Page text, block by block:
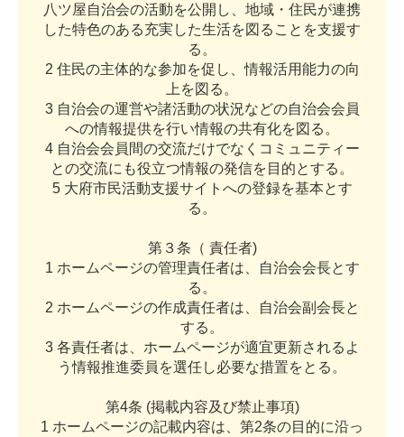
八 ツ屋自治会の活動を公開 し 地域 ・ 住民が連携
した特色のある充実 した生活を図 る こ と を支援す
る 。
2 住民の主体的な参加を促 し 、情報活用能力の向
上 を図 る 。
3 自治会の運営や諸活動の状況などの自治会会 員
への情報提供を行い情報の共有化を図 る 。
4 自治会会 員 間の交流だけでな く コ ミ ュ ニテ ィ ー
との交流に も役立つ情報の発信を 目 的とする 。
5 大府市民活動支援サイ ト への登録を基本とす
る 。
第３ 条 （ 責任者)
1 ホー ムページの管理責任者は 自治会会長とす
る 。
2 ホー ムページの作成責任者は 自治会副 会長と
する 。
3 各責任者は ホー ムページが適宜更新さ れる よ
う情報推進委員 を選任し必要な措置をと る 。
第4条 (掲載内容及 び禁 止事項)
1 ホー ムページの記載内容は 第2条の目 的に沿っ